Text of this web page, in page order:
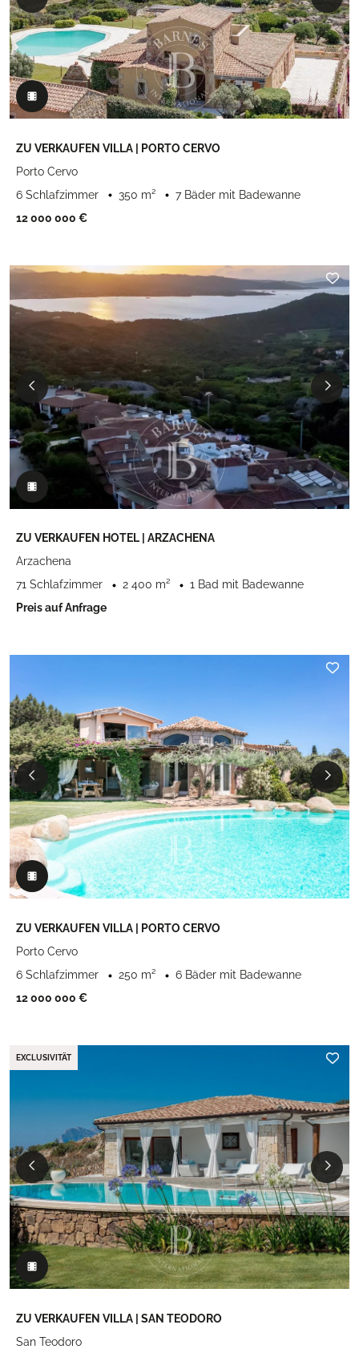
ZU VERKAUFEN VILLA | PORTO CERVO
Porto Cervo
6 Schlafzimmer
350 m²
7 Bäder mit Badewanne
12 000 000 €
ZU VERKAUFEN HOTEL | ARZACHENA
Arzachena
71 Schlafzimmer
2 400 m²
1 Bad mit Badewanne
Preis auf Anfrage
ZU VERKAUFEN VILLA | PORTO CERVO
Porto Cervo
6 Schlafzimmer
250 m²
6 Bäder mit Badewanne
12 000 000 €
EXCLUSIVITÄT
ZU VERKAUFEN VILLA | SAN TEODORO
San Teodoro